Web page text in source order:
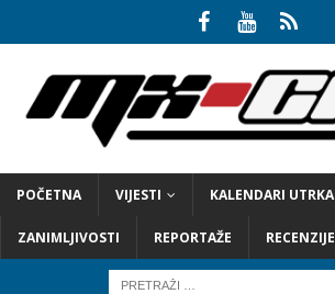
POČETNA VIJESTI KALENDARI UTRKA
ZANIMLJIVOSTI REPORTAŽE RECENZIJE